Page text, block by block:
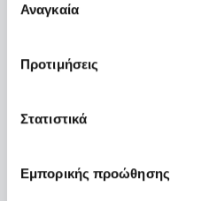
συγκατάθεσης
Αναγκαία
Προτιμήσεις
Στατιστικά
Εμπορικής προώθησης
Holiday Friendship Bracelet